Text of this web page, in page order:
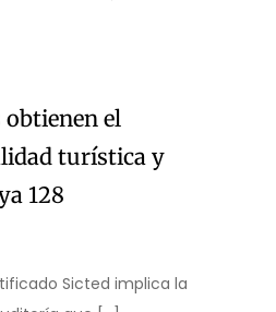
obtienen el
turística y
128
Sicted implica la